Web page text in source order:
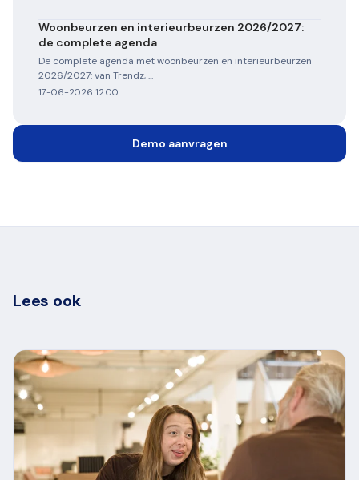
Woonbeurzen en interieurbeurzen 2026/2027:
de complete agenda
De complete agenda met woonbeurzen en interieurbeurzen
2026/2027: van Trendz, ...
17-06-2026 12:00
Demo aanvragen
Lees ook